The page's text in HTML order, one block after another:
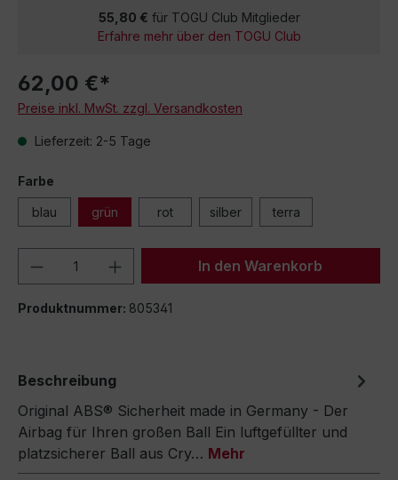
55,80 € für TOGU Club Mitglieder
Erfahre mehr über den TOGU Club
62,00 €*
Preise inkl. MwSt. zzgl. Versandkosten
Lieferzeit: 2-5 Tage
Farbe
blau grün rot silber terra
Produkt Anzahl: Gib denIn den Warenkorb
Produktnummer: 805341
Beschreibung
Original ABS® Sicherheit made in Germany - Der
Airbag für Ihren großen Ball Ein luftgefüllter und
platzsicherer Ball aus Cry… Mehr